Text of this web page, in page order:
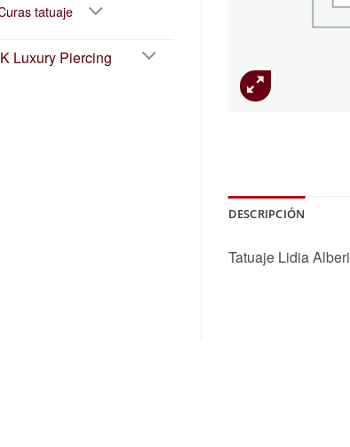
tatuaje
Luxury Piercing
DESCRIPCIÓN
Tatuaje Lidia